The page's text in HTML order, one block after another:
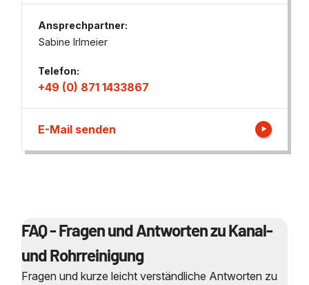
Ansprechpartner:
Sabine Irlmeier
Telefon:
+49 (0) 871 1433867
E-Mail senden
FAQ - Fragen und Antworten zu Kanal-
und Rohrreinigung
Fragen und kurze leicht verständliche Antworten zu